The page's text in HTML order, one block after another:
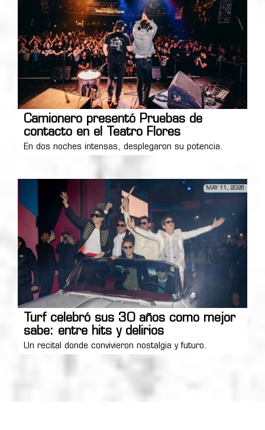
Camionero presentó Pruebas de
contacto en el Teatro Flores
En dos noches intensas, desplegaron su potencia.
MAY 11, 2026
Turf celebró sus 30 años como mejor
sabe: entre hits y delirios
Un recital donde convivieron nostalgia y futuro.